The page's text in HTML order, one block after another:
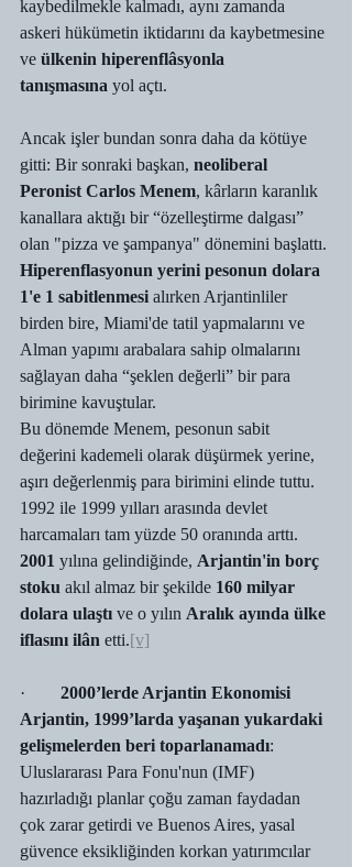
kaybedilmekle kalmadı, aynı zamanda
askeri hükümetin iktidarını da kaybetmesine
ve ülkenin hiperenflâsyonla
tanışmasına yol açtı.
Ancak işler bundan sonra daha da kötüye
gitti: Bir sonraki başkan, neoliberal
Peronist Carlos Menem, kârların karanlık
kanallara aktığı bir “özelleştirme dalgası”
olan "pizza ve şampanya" dönemini başlattı.
Hiperenflasyonun yerini pesonun dolara
1'e 1 sabitlenmesi alırken Arjantinliler
birden bire, Miami'de tatil yapmalarını ve
Alman yapımı arabalara sahip olmalarını
sağlayan daha “şeklen değerli” bir para
birimine kavuştular.
Bu dönemde Menem, pesonun sabit
değerini kademeli olarak düşürmek yerine,
aşırı değerlenmiş para birimini elinde tuttu.
1992 ile 1999 yılları arasında devlet
harcamaları tam yüzde 50 oranında arttı.
2001 yılına gelindiğinde, Arjantin'in borç
stoku akıl almaz bir şekilde 160 milyar
dolara ulaştı ve o yılın Aralık ayında ülke
iflasını ilân etti.[v]
· 2000’lerde Arjantin Ekonomisi
Arjantin, 1999’larda yaşanan yukardaki
gelişmelerden beri toparlanamadı:
Uluslararası Para Fonu'nun (IMF)
hazırladığı planlar çoğu zaman faydadan
çok zarar getirdi ve Buenos Aires, yasal
güvence eksikliğinden korkan yatırımcılar